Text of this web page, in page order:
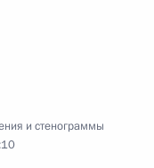
и стенограммы